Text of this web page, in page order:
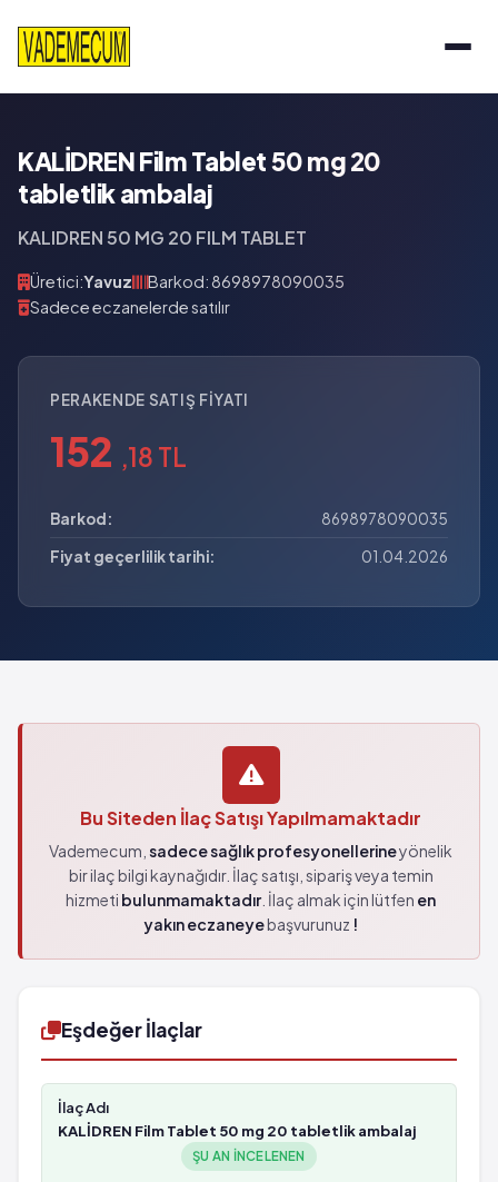
KALİDREN Film Tablet 50 mg 20
tabletlik ambalaj
KALIDREN 50 MG 20 FILM TABLET
Üretici:Yavuz
Barkod: 8698978090035
Sadece eczanelerde satılır
PERAKENDE SATIŞ FIYATI
152 ,18 TL
Barkod:
8698978090035
Fiyat geçerlilik tarihi:
01.04.2026
Bu Siteden İlaç Satışı Yapılmamaktadır
Vademecum, sadece sağlık profesyonellerineyönelik
bir ilaç bilgi kaynağıdır. İlaç satışı, sipariş veya temin
hizmeti bulunmamaktadır. İlaç almak için lütfen en
yakın eczaneyebaşvurunuz !
Eşdeğer İlaçlar
KALİDREN Film Tablet 50 mg 20 tabletlik ambalaj
ŞU AN INCELENEN